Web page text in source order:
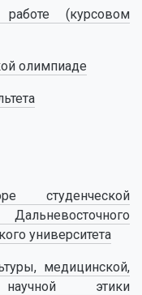
(курсовом
олимпиаде
студенческой
университета
медицинской,
этики